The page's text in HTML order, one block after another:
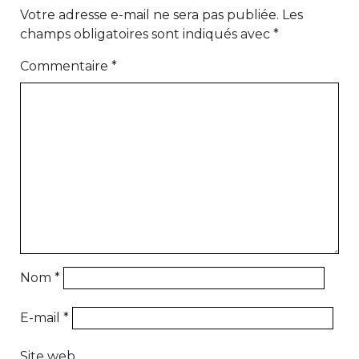
Votre adresse e-mail ne sera pas publiée. Les
champs obligatoires sont indiqués avec *
Commentaire *
Nom *
E-mail *
Site web